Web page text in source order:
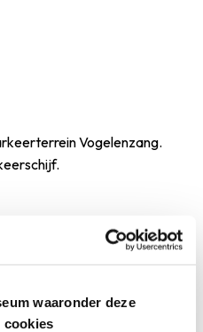
waaronder deze
cookies
Vogelenzang.